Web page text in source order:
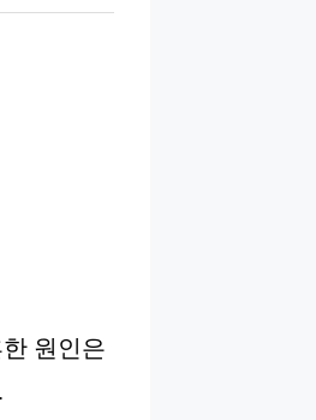
원인은